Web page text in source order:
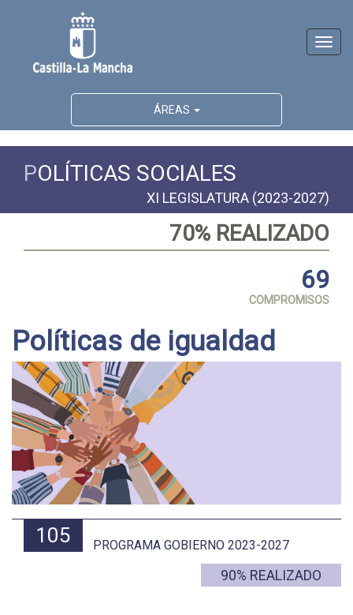
ÁREAS
POLÍTICAS SOCIALES
XI LEGISLATURA (2023-2027)
70% REALIZADO
69
COMPROMISOS
Políticas de igualdad
105 PROGRAMA GOBIERNO 2023-2027
90% REALIZADO